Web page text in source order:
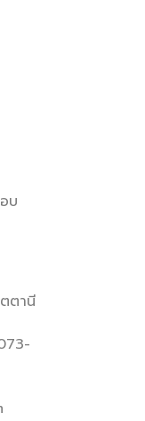
บ
ตานี